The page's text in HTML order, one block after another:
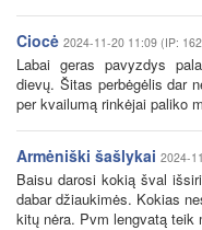
Ciocė 2024-11-20 11:09 (IP:
Labai geras pavyzdys
dievų. Šitas perbėgėlis dar
per kvailumą rinkėjai paliko
Armėniški šašlykai 2024-
Baisu darosi kokią šval
dabar džiaukimės. Kokias
kitų nėra. Pvm lengvatą teik